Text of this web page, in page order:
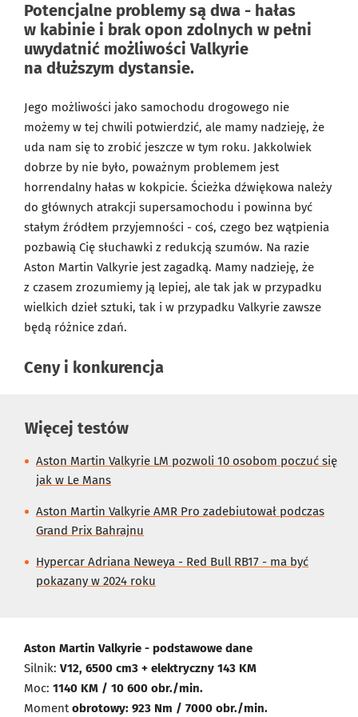
Potencjalne problemy są dwa - hałas
w kabinie i brak opon zdolnych w pełni
uwydatnić możliwości Valkyrie
na dłuższym dystansie.
Jego możliwości jako samochodu drogowego nie
możemy w tej chwili potwierdzić, ale mamy nadzieję, że
uda nam się to zrobić jeszcze w tym roku. Jakkolwiek
dobrze by nie było, poważnym problemem jest
horrendalny hałas w kokpicie. Ścieżka dźwiękowa należy
do głównych atrakcji supersamochodu i powinna być
stałym źródłem przyjemności - coś, czego bez wątpienia
pozbawią Cię słuchawki z redukcją szumów. Na razie
Aston Martin Valkyrie jest zagadką. Mamy nadzieję, że
z czasem zrozumiemy ją lepiej, ale tak jak w przypadku
wielkich dzieł sztuki, tak i w przypadku Valkyrie zawsze
będą różnice zdań.
Ceny i konkurencja
Więcej testów
Aston Martin Valkyrie LM pozwoli 10 osobom poczuć się
jak w Le Mans
Aston Martin Valkyrie AMR Pro zadebiutował podczas
Grand Prix Bahrajnu
Hypercar Adriana Neweya - Red Bull RB17 - ma być
pokazany w 2024 roku
Aston Martin Valkyrie - podstawowe dane
Silnik: V12, 6500 cm3 + elektryczny 143 KM
Moc: 1140 KM / 10 600 obr./min.
Momentobrotowy: 923 Nm / 7000 obr./min.